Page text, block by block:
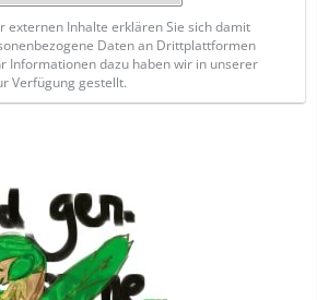
externen Inhalte erklären Sie sich damit
Daten an Drittplattformen
Informationen dazu haben wir in unserer
Verfügung gestellt.